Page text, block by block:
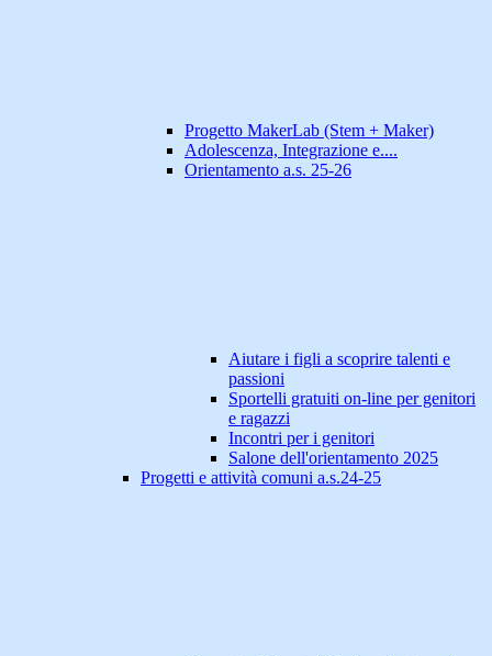
Progetto MakerLab (Stem + Maker)
Adolescenza, Integrazione e....
Orientamento a.s. 25-26
Aiutare i figli a scoprire talenti e
passioni
Sportelli gratuiti on-line per genitori
e ragazzi
Incontri per i genitori
Salone dell'orientamento 2025
Progetti e attività comuni a.s.24-25